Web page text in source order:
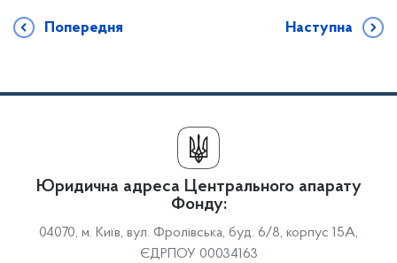
Попередня Наступна
Юридична адреса Центрального апарату
Фонду:
04070, м. Київ, вул. Фролівська, буд. 6/8, корпус 15А,
ЄДРПОУ 00034163